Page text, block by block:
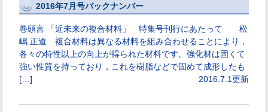
2016年7月号バックナンバー
巻頭言 「近未来の複合材料」 特集号刊行にあたって 松
嶋 正道 複合材料は異なる材料を組み合わせることにより，
各々の特性以上の向上が得られた材料です。強化材は固くて
強い性質を持っており，これを樹脂などで固めて成形したも
[…]
2016.7.1更新